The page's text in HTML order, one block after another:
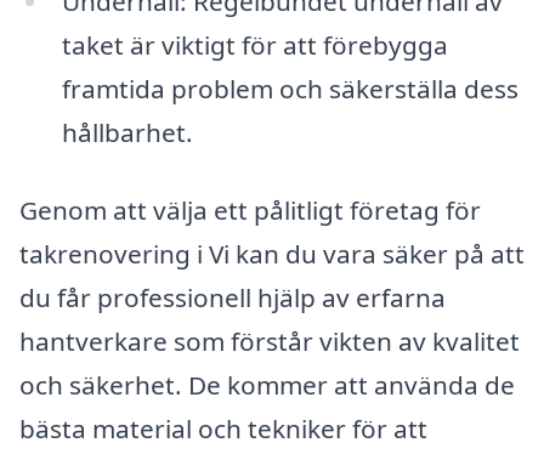
taket är viktigt för att förebygga
framtida problem och säkerställa dess
hållbarhet.
Genom att välja ett pålitligt företag för
takrenovering i Vi kan du vara säker på att
du får professionell hjälp av erfarna
hantverkare som förstår vikten av kvalitet
och säkerhet. De kommer att använda de
bästa material och tekniker för att